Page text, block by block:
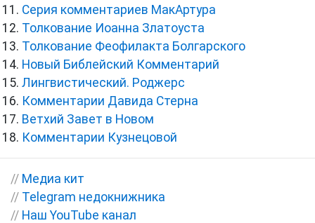
Серия комментариев МакАртура
Толкование Иоанна Златоуста
Толкование Феофилакта Болгарского
Новый Библейский Комментарий
Лингвистический. Роджерс
Комментарии Давида Стерна
Ветхий Завет в Новом
Комментарии Кузнецовой
// Медиа кит
// Telegram недокнижника
// Наш YouTube канал